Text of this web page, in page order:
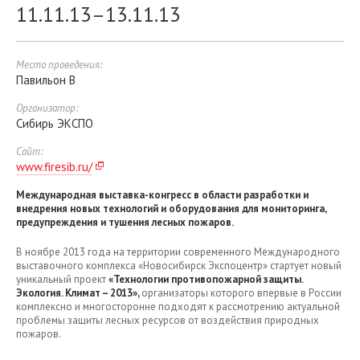
11.11.13–13.11.13
Место проведения:
Павильон B
Организатор:
Сибирь ЭКСПО
Сайт:
www.firesib.ru/
Международная выставка-конгресс в области разработки и
внедрения новых технологий и оборудования для мониторинга,
предупреждения и тушения лесных пожаров.
В ноябре 2013 года на территории современного Международного
выставочного комплекса «Новосибирск Экспоцентр» стартует новый
уникальный проект«Технологии противопожарной защиты.
Экология. Климат – 2013»,организаторы которого впервые в России
комплексно и многосторонне подходят к рассмотрению актуальной
проблемы защиты лесных ресурсов от воздействия природных
пожаров.